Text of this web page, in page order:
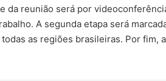
da reunião será por
A segunda etapa será
as regiões brasileiras. Por fim,